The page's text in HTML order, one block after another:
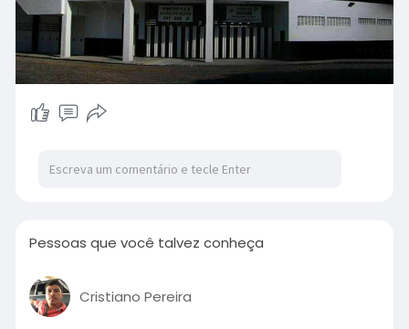
Pessoas que você talvez conheça
Cristiano Pereira